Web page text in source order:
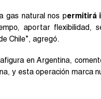
gas natural nos permitirá
aportar flexibilidad,
Chile”, agregó.
en Argentina,
y esta operación marca